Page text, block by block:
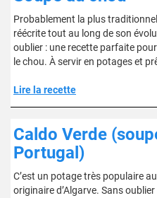
Probablement la plus
réécrite tout au long de son
oublier : une recette parfaite
le chou. À servir en potages et
Lire la recette
Caldo Verde
Portugal)
C’est un potage très populaire
originaire d’Algarve. Sans